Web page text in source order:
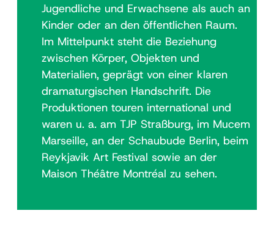
Jugendliche und Erwachsene als auch an
Kinder oder an den öffentlichen Raum.
Im Mittelpunkt steht die Beziehung
zwischen Körper, Objekten und
Materialien, geprägt von einer klaren
dramaturgischen Handschrift. Die
Produktionen touren international und
waren u. a. am TJP Straßburg, im Mucem
Marseille, an der Schaubude Berlin, beim
Reykjavik Art Festival sowie an der
Maison Théâtre Montréal zu sehen.